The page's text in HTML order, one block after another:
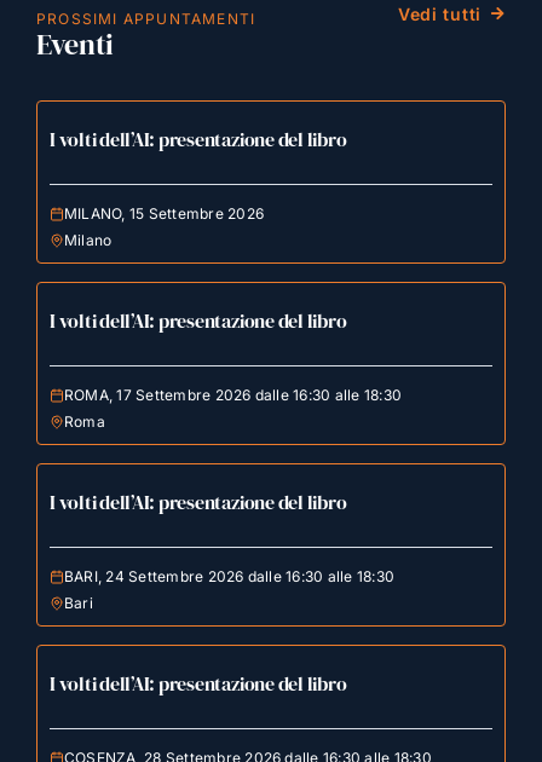
PROSSIMI APPUNTAMENTI
Eventi
Vedi tutti
I volti dell’AI: presentazione del libro
MILANO, 15 Settembre 2026
Milano
I volti dell’AI: presentazione del libro
ROMA, 17 Settembre 2026 dalle 16:30 alle 18:30
Roma
I volti dell’AI: presentazione del libro
BARI, 24 Settembre 2026 dalle 16:30 alle 18:30
Bari
I volti dell’AI: presentazione del libro
COSENZA, 28 Settembre 2026 dalle 16:30 alle 18:30